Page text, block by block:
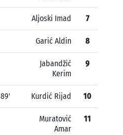
Aljoski Imad 7
Garić Aldin 8
Jabandžić
Kerim
9
89' Kurdić Rijad 10
Muratović
Amar
11